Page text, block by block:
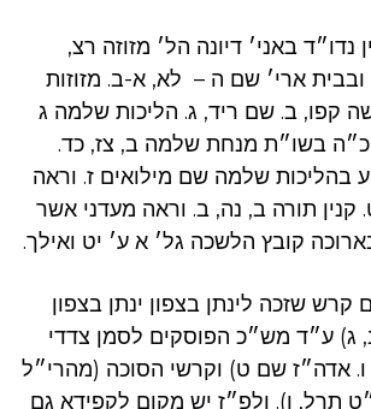
נדו״ד באני׳ דיונה הל׳ מזוזה רצ,
ארי׳ שם ה – לא, א-ב. מזוזות
קפו, ב. שם ריד, ג. הליכות שלמה ג
בשו״ת מנחת שלמה ב, צז, כד.
בהליכות שלמה שם מילואים ז. וראה
תורה ב, נה, ב. וראה מעדני אשר
קובץ הלשכה גל׳ א ע׳ יט ואילך.
קרש שזכה לינתן בצפון ינתן בצפון
ג) ע״ד מש״כ הפוסקים לסמן צדדי
אדה״ז שם ט) וקרשי הסוכה (מהרי״ל
תרל, ו). ולפ״ז יש מקום לקפידא גם